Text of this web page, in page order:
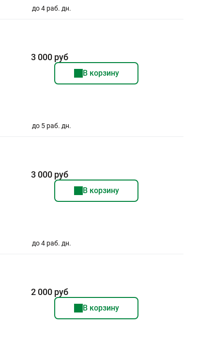
до 4 раб. дн.
3 000 руб
В корзину
до 5 раб. дн.
3 000 руб
В корзину
до 4 раб. дн.
2 000 руб
В корзину